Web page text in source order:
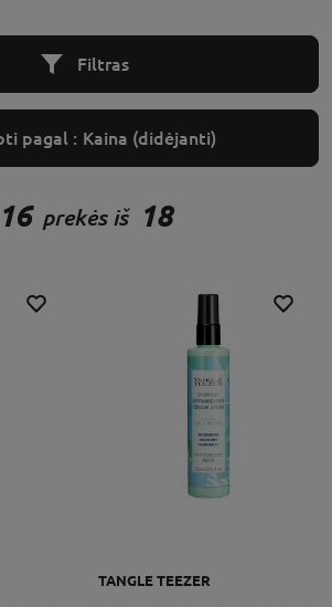
16 prekės iš 18
pagal : Kaina (didėjanti)
Filtras
TANGLE TEEZER